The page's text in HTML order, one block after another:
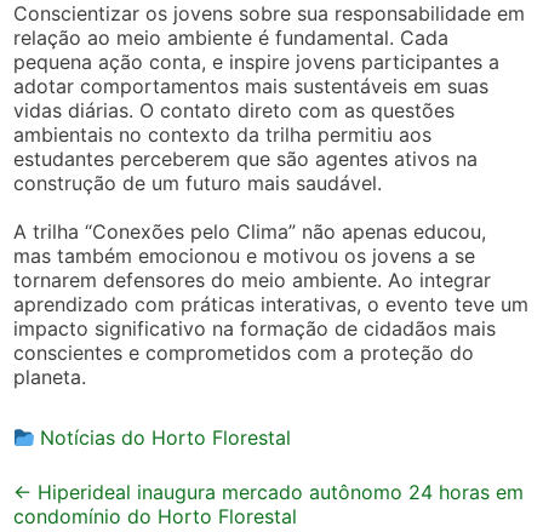
Conscientizar os jovens sobre sua responsabilidade em
relação ao meio ambiente é fundamental. Cada
pequena ação conta, e inspire jovens participantes a
adotar comportamentos mais sustentáveis em suas
vidas diárias. O contato direto com as questões
ambientais no contexto da trilha permitiu aos
estudantes perceberem que são agentes ativos na
construção de um futuro mais saudável.
A trilha “Conexões pelo Clima” não apenas educou,
mas também emocionou e motivou os jovens a se
tornarem defensores do meio ambiente. Ao integrar
aprendizado com práticas interativas, o evento teve um
impacto significativo na formação de cidadãos mais
conscientes e comprometidos com a proteção do
planeta.
Notícias do Horto Florestal
Post
navigation
← Hiperideal inaugura mercado autônomo 24 horas em
condomínio do Horto Florestal